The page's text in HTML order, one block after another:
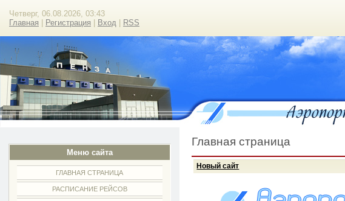
Четверг, 06.08.2026, 03:43
Главная
Регистрация Вход RSS
Меню сайта
ГЛАВНАЯ СТРАНИЦА
РАСПИСАНИЕ РЕЙСОВ
Главная страница
Новый сайт